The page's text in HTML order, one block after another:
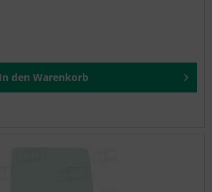
In den Warenkorb